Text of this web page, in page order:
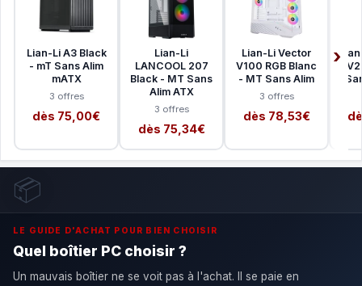
Lian-Li A3 Black
- mT Sans Alim
mATX
3 offres
dès 75,00€
Lian-Li
LANCOOL 207
Black - MT Sans
Alim ATX
3 offres
dès 75,34€
Lian-Li Vector
V100 RGB Blanc
- MT Sans Alim
3 offres
dès 78,53€
📦
LE GUIDE D'ACHAT POUR BIEN CHOISIR
Quel boîtier PC choisir ?
Un mauvais boîtier ne se voit pas à l'achat. Il se paie en